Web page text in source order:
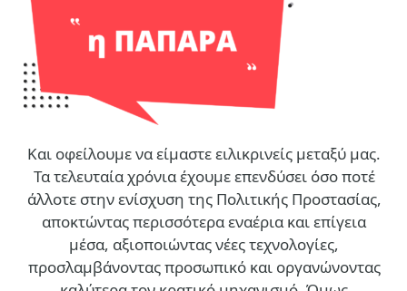
Και οφείλουμε να είμαστε ειλικρινείς μεταξύ μας.
Τα τελευταία χρόνια έχουμε επενδύσει όσο ποτέ
άλλοτε στην ενίσχυση της Πολιτικής Προστασίας,
αποκτώντας περισσότερα εναέρια και επίγεια
μέσα, αξιοποιώντας νέες τεχνολογίες,
προσλαμβάνοντας προσωπικό και οργανώνοντας